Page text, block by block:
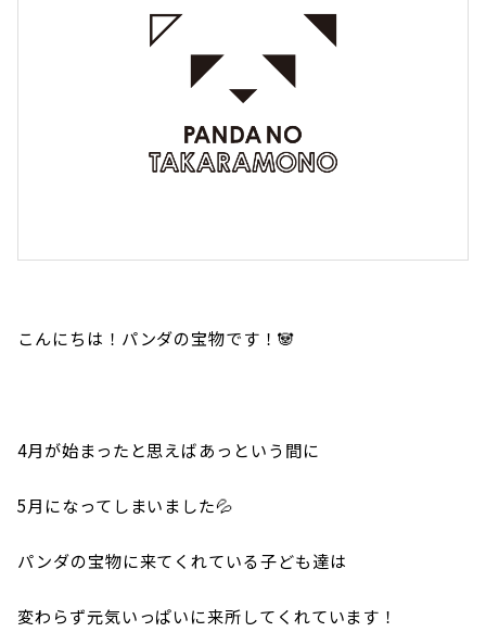
こんにちは！パンダの宝物です！🐼
4月が始まったと思えばあっという間に
5月になってしまいました💦
パンダの宝物に来てくれている子ども達は
変わらず元気いっぱいに来所してくれています！